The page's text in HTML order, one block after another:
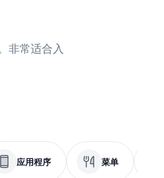
非常适合入
应用程序 菜单